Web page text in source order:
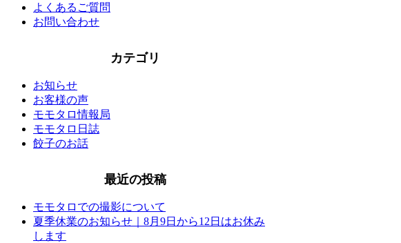
よくあるご質問
お問い合わせ
カテゴリ
お知らせ
お客様の声
モモタロ情報局
モモタロ日誌
餃子のお話
最近の投稿
モモタロでの撮影について
夏季休業のお知らせ｜8月9日から12日はお休み
します